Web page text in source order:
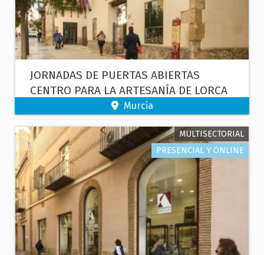
JORNADAS DE PUERTAS ABIERTAS
CENTRO PARA LA ARTESANÍA DE LORCA
Murcia
MULTISECTORIAL
PRESENCIAL Y ONLINE